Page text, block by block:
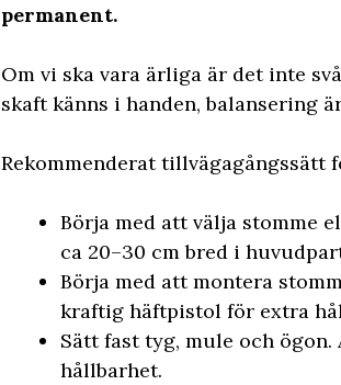
permanent.
Om vi ska vara ärliga är det inte
skaft känns i handen, balansering
Rekommenderat tillvägagångssätt
Börja med att välja stomme
ca 20–30 cm bred i
Börja med att montera
kraftig häftpistol för extra
Sätt fast tyg, mule och
hållbarhet.